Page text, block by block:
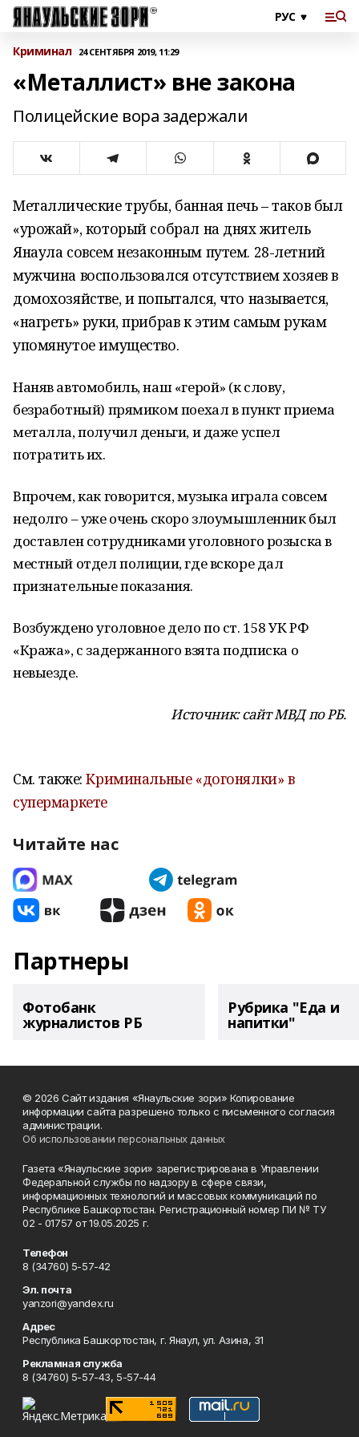
Криминал 24 СЕНТЯБРЯ 2019, 11:29
«Металлист» вне закона
Полицейские вора задержали
Металлические трубы, банная печь – таков был
«урожай», который собрал на днях житель
Янаула совсем незаконным путем. 28-летний
мужчина воспользовался отсутствием хозяев в
домохозяйстве, и попытался, что называется,
«нагреть» руки, прибрав к этим самым рукам
упомянутое имущество.
Наняв автомобиль, наш «герой» (к слову,
безработный) прямиком поехал в пункт приема
металла, получил деньги, и даже успел
потратить их.
Впрочем, как говорится, музыка играла совсем
недолго – уже очень скоро злоумышленник был
доставлен сотрудниками уголовного розыска в
местный отдел полиции, где вскоре дал
признательные показания.
Возбуждено уголовное дело по ст. 158 УК РФ
«Кража», с задержанного взята подписка о
невыезде.
Источник: сайт МВД по РБ.
См. также:Криминальные «догонялки» в
супермаркете
Читайте нас
Партнеры
Фотобанк
журналистов РБ
Рубрика "Еда и
напитки"
© 2026 Сайт издания «Янаульские зори» Копирование
информации сайта разрешено только с письменного согласия
администрации.
Об использовании персональных данных
Газета «Янаульские зори» зарегистрирована в Управлении
Федеральной службы по надзору в сфере связи,
информационных технологий и массовых коммуникаций по
Республике Башкортостан. Регистрационный номер ПИ № ТУ
02 - 01757 от 19.05.2025 г.
Телефон
8 (34760) 5-57-42
Эл. почта
yanzori@yandex.ru
Адрес
Республика Башкортостан, г. Янаул, ул. Азина, 31
Рекламная служба
8 (34760) 5-57-43, 5-57-44